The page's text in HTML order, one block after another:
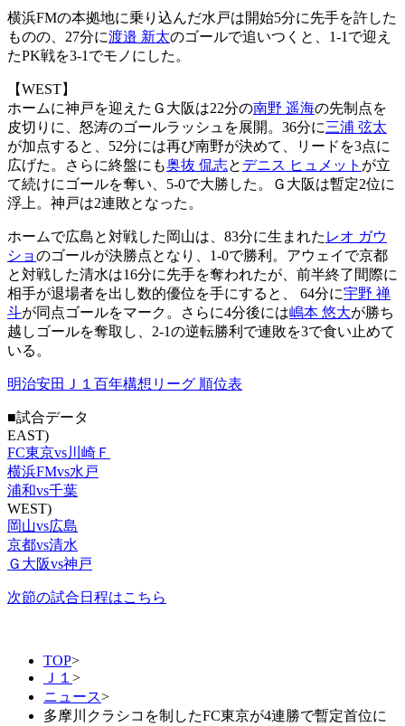
横浜FMの本拠地に乗り込んだ水戸は開始5分に先手を許した
ものの、27分に渡邉 新太のゴールで追いつくと、1-1で迎え
たPK戦を3-1でモノにした。
【WEST】
ホームに神戸を迎えたＧ大阪は22分の南野 遥海の先制点を
皮切りに、怒涛のゴールラッシュを展開。36分に三浦 弦太
が加点すると、52分には再び南野が決めて、リードを3点に
広げた。さらに終盤にも奥抜 侃志と デニス ヒュメット が立
て続けにゴールを奪い、5-0で大勝した。Ｇ大阪は暫定2位に
浮上。神戸は2連敗となった。
ホームで広島と対戦した岡山は、83分に生まれた レオ ガウ
ショのゴールが決勝点となり、1-0で勝利。アウェイで京都
と対戦した清水は16分に先手を奪われたが、前半終了間際に
相手が退場者を出し数的優位を手にすると、 64分に宇野 禅
斗が同点ゴールをマーク。さらに4分後には嶋本 悠大が勝ち
越しゴールを奪取し、2-1の逆転勝利で連敗を3で食い止めて
いる。
明治安田Ｊ１百年構想リーグ 順位表
■試合データ
EAST)
FC東京vs川崎Ｆ
横浜FMvs水戸
浦和vs千葉
WEST)
岡山vs広島
京都vs清水
Ｇ大阪vs神戸
次節の試合日程はこちら
TOP>
Ｊ１ >
ニュース>
多摩川クラシコを制したFC東京が4連勝で暫定首位に